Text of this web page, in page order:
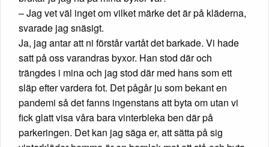
– Jag vet väl inget om vilket märke det är på kläderna,
svarade jag snäsigt.
Ja, jag antar att ni förstår vartåt det barkade. Vi hade
satt på oss varandras byxor. Han stod där och
trängdes i mina och jag stod där med hans som ett
släp efter vardera fot. Det pågår ju som bekant en
pandemi så det fanns ingenstans att byta om utan vi
fick glatt visa våra bara vinterbleka ben där på
parkeringen. Det kan jag säga er, att sätta på sig